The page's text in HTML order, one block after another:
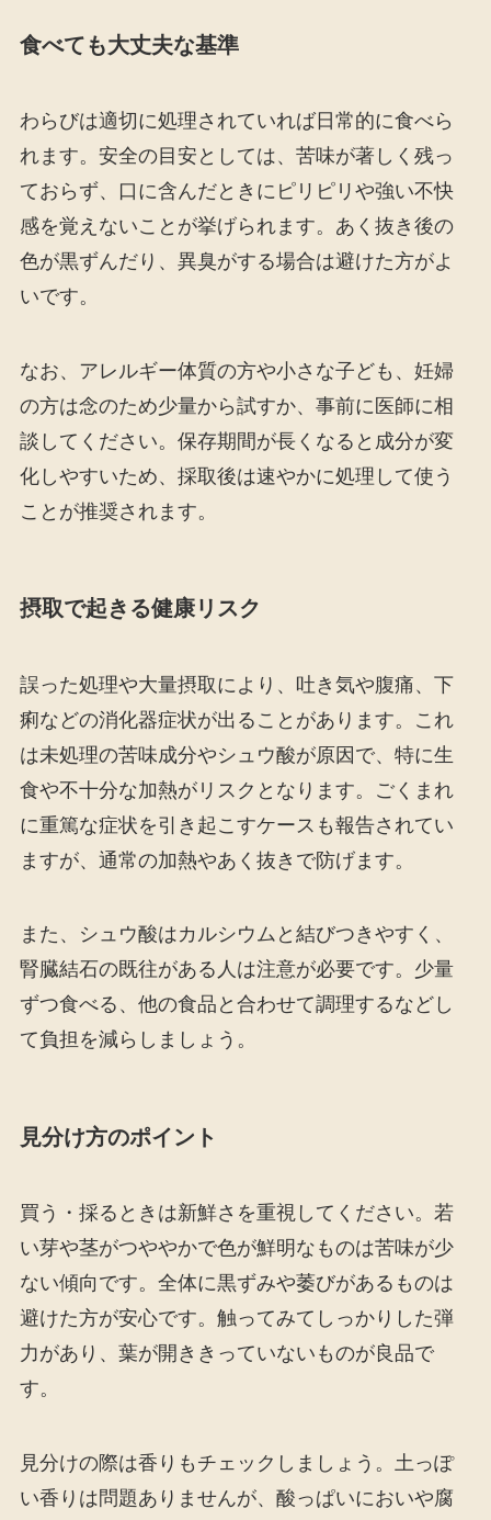
食べても大丈夫な基準
わらびは適切に処理されていれば日常的に食べら
れます。安全の目安としては、苦味が著しく残っ
ておらず、口に含んだときにピリピリや強い不快
感を覚えないことが挙げられます。あく抜き後の
色が黒ずんだり、異臭がする場合は避けた方がよ
いです。
なお、アレルギー体質の方や小さな子ども、妊婦
の方は念のため少量から試すか、事前に医師に相
談してください。保存期間が長くなると成分が変
化しやすいため、採取後は速やかに処理して使う
ことが推奨されます。
摂取で起きる健康リスク
誤った処理や大量摂取により、吐き気や腹痛、下
痢などの消化器症状が出ることがあります。これ
は未処理の苦味成分やシュウ酸が原因で、特に生
食や不十分な加熱がリスクとなります。ごくまれ
に重篤な症状を引き起こすケースも報告されてい
ますが、通常の加熱やあく抜きで防げます。
また、シュウ酸はカルシウムと結びつきやすく、
腎臓結石の既往がある人は注意が必要です。少量
ずつ食べる、他の食品と合わせて調理するなどし
て負担を減らしましょう。
見分け方のポイント
買う・採るときは新鮮さを重視してください。若
い芽や茎がつややかで色が鮮明なものは苦味が少
ない傾向です。全体に黒ずみや萎びがあるものは
避けた方が安心です。触ってみてしっかりした弾
力があり、葉が開ききっていないものが良品で
す。
見分けの際は香りもチェックしましょう。土っぽ
い香りは問題ありませんが、酸っぱいにおいや腐